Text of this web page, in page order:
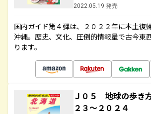
2022.05.19 発売
国内ガイド第４弾は、２０２２年に本土復
沖縄。歴史、文化、圧倒的情報量で古今東
ります。
Ｊ０５ 地球の歩
２３～２０２４